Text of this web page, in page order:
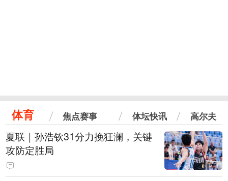
体育 焦点赛事 体坛快讯 高尔夫
夏联｜孙浩钦31分力挽狂澜，关键
攻防定胜局